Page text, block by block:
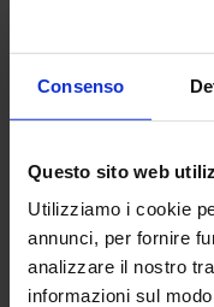
Consenso
Questo sito web
Utilizziamo i cookie
annunci, per fornire
analizzare il nostro
informazioni sul